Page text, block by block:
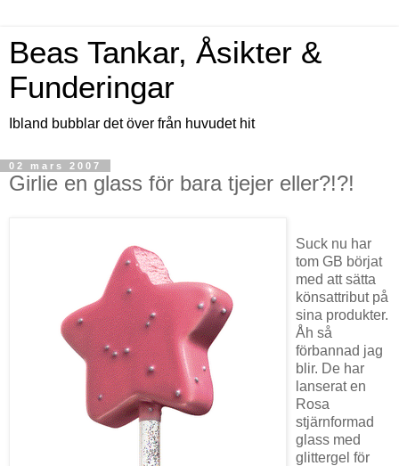
Beas Tankar, Åsikter &
Funderingar
Ibland bubblar det över från huvudet hit
02 mars 2007
Girlie en glass för bara tjejer eller?!?!
Suck nu har
tom GB börjat
med att sätta
könsattribut på
sina produkter.
Åh så
förbannad jag
blir. De har
lanserat en
Rosa
stjärnformad
glass med
glittergel för